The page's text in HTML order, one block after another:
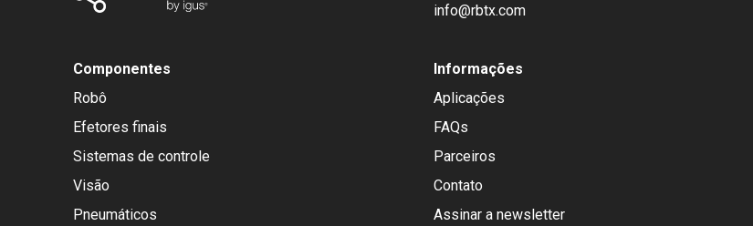
info@rbtx.com
Componentes
Robô
Efetores finais
Sistemas de controle
Visão
Pneumáticos
Informações
Aplicações
FAQs
Parceiros
Contato
Assinar a newsletter